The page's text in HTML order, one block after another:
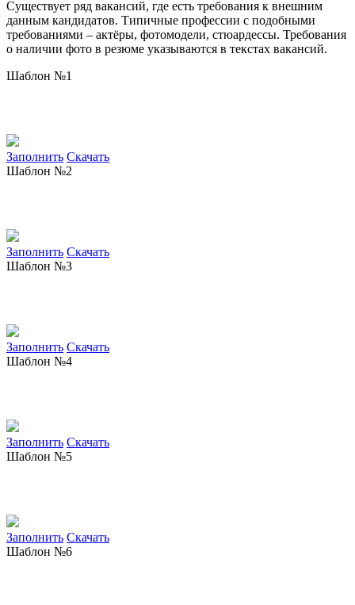
Существует ряд вакансий, где есть требования к внешним
данным кандидатов. Типичные профессии с подобными
требованиями – актёры, фотомодели, стюардессы. Требования
о наличии фото в резюме указываются в текстах вакансий.
Шаблон №1
Заполнить Скачать
Шаблон №2
Заполнить Скачать
Шаблон №3
Заполнить Скачать
Шаблон №4
Заполнить Скачать
Шаблон №5
Заполнить Скачать
Шаблон №6